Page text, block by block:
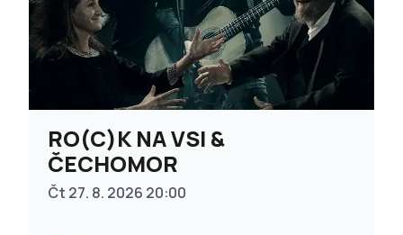
RO(C)K NA VSI &
ČECHOMOR
Čt 27. 8. 2026 20:00